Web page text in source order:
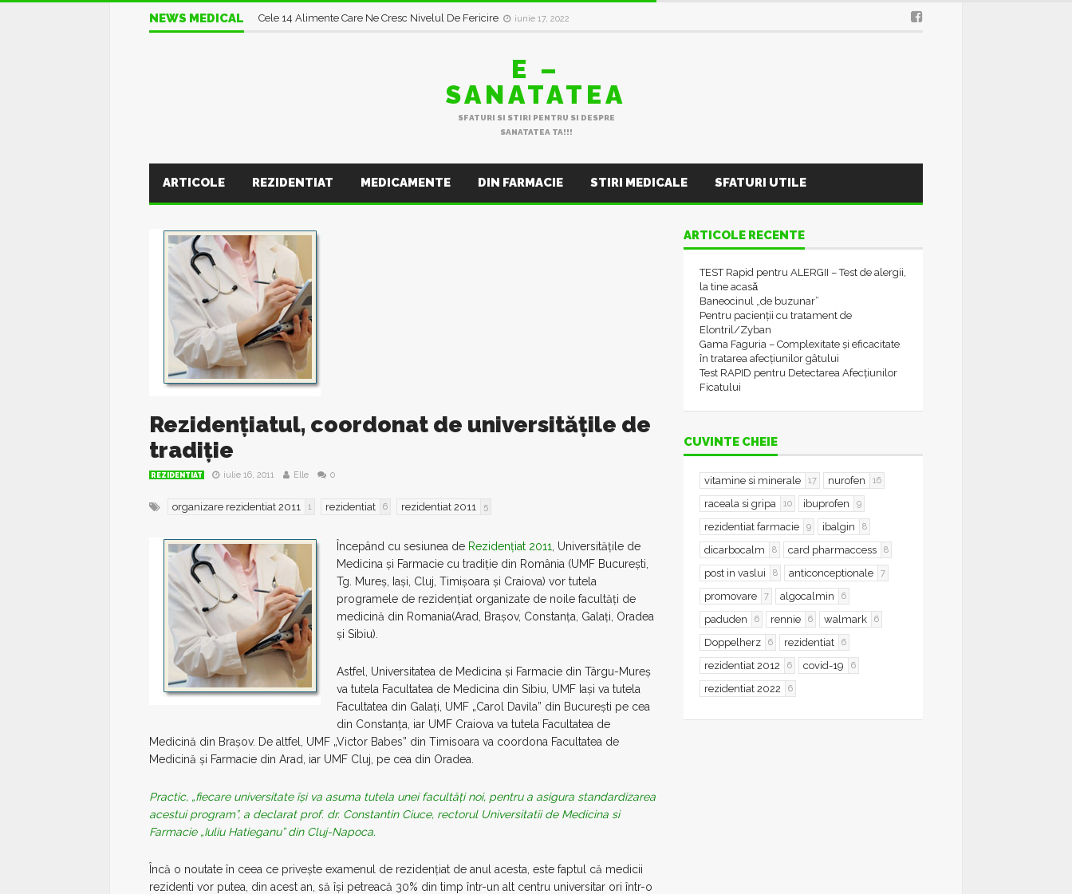
NEWS MEDICAL Excesul de Banane :14 Efecte Secundare Neașteptate iunie 11, 2022
E –
SANATATEA
SFATURI SI STIRI PENTRU SI DESPRE
SANATATEA TA!!!
ARTICOLE REZIDENTIAT MEDICAMENTE DIN FARMACIE STIRI MEDICALE SFATURI UTILE
Rezidențiatul, coordonat de universitățile de
tradiție
REZIDENTIAT iulie 16, 2011 Elle 0
organizare rezidentiat 2011 1 rezidentiat 6 rezidentiat 2011 5
Începând cu sesiunea de Rezidențiat 2011
, Universitățile de
Medicina și Farmacie cu tradiție din România (UMF București,
Tg. Mureș, Iași, Cluj, Timișoara și Craiova) vor tutela
programele de rezidențiat organizate de noile facultăți de
medicină din Romania(Arad, Brașov, Constanța, Galați, Oradea
și Sibiu).
Astfel, Universitatea de Medicina și Farmacie din Târgu-Mureș
va tutela Facultatea de Medicina din Sibiu, UMF Iași va tutela
Facultatea din Galați, UMF „Carol Davila” din București pe cea
din Constanța, iar UMF Craiova va tutela Facultatea de
Medicină din Brașov. De altfel, UMF „Victor Babes” din Timisoara va coordona Facultatea de
Medicină și Farmacie din Arad, iar UMF Cluj, pe cea din Oradea.
Practic, „fiecare universitate își va asuma tutela unei facultăți noi, pentru a asigura standardizarea
acestui program”, a declarat prof. dr. Constantin Ciuce, rectorul Universitatii de Medicina si
Farmacie „Iuliu Hatieganu” din Cluj-Napoca.
Încă o noutate în ceea ce privește examenul de rezidențiat de anul acesta, este faptul că medicii
rezidenti vor putea, din acest an, să își petreacă 30% din timp într-un alt centru universitar ori într-o
ARTICOLE RECENTE
TEST Rapid pentru ALERGII – Test de alergii,
la tine acasǎ
Baneocinul „de buzunar”
Pentru pacienții cu tratament de
Elontril/Zyban
Gama Faguria – Complexitate și eficacitate
în tratarea afecțiunilor gâtului
Test RAPID pentru Detectarea Afecțiunilor
Ficatului
CUVINTE CHEIE
vitamine si minerale 17 nurofen 16
raceala si gripa 10 ibuprofen 9
rezidentiat farmacie 9 ibalgin 8
dicarbocalm 8 card pharmaccess 8
post in vaslui 8 anticonceptionale 7
promovare 7 algocalmin 6
paduden 6 rennie 6 walmark 6
Doppelherz 6 rezidentiat 6
rezidentiat 2012 6 covid-19 6
rezidentiat 2022 6